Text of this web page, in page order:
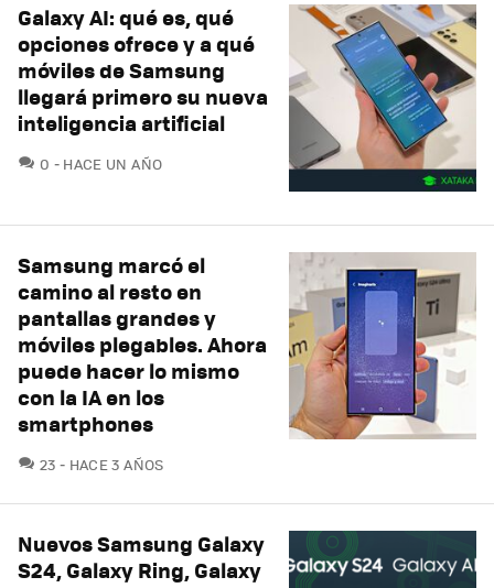
Galaxy AI: qué es, qué
opciones ofrece y a qué
móviles de Samsung
llegará primero su nueva
inteligencia artificial
0 COMENTARIOS
HACE UN AÑO
Samsung marcó el
camino al resto en
pantallas grandes y
móviles plegables. Ahora
puede hacer lo mismo
con la IA en los
smartphones
23 COMENTARIOS
HACE 3 AÑOS
Nuevos Samsung Galaxy
S24, Galaxy Ring, Galaxy